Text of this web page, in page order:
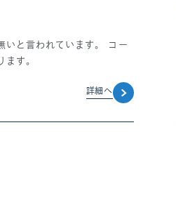
いと言われています。 コー
ます。
詳細へ